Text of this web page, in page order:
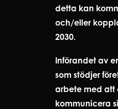
detta kan
och/eller
2030.
Införandet av
som stödjer
arbete med att
kommunicera